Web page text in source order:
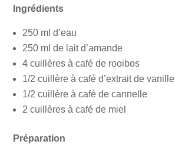
Ingrédients
250 ml d’eau
250 ml de lait d’amande
4 cuillères à café de rooibos
1/2 cuillère à café d’extrait de vanille
1/2 cuillère à café de cannelle
2 cuillères à café de miel
Préparation